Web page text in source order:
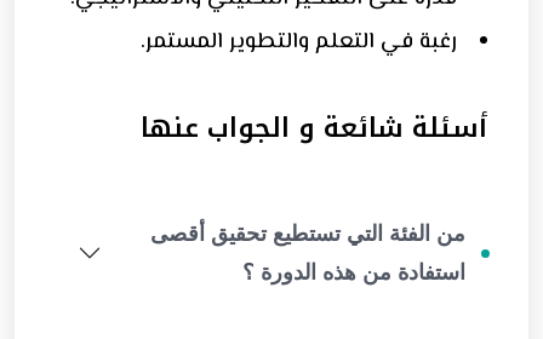
رغبة في التعلم والتطوير المستمر.
أسئلة شائعة و الجواب عنها
من الفئة التي تستطيع تحقيق أقصى
استفادة من هذه الدورة ؟